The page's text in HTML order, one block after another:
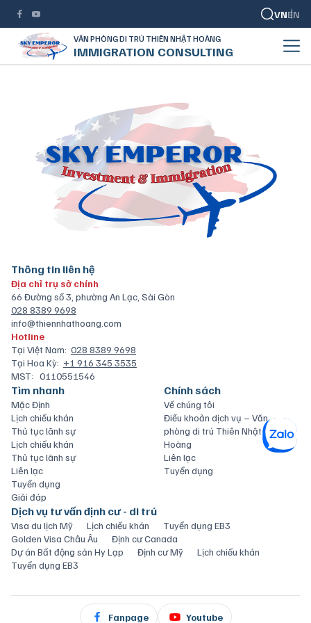
VNEN
VĂN PHÒNG DI TRÚ THIÊN NHẬT HOÀNG
IMMIGRATION CONSULTING
Thông tin liên hệ
Địa chỉ trụ sở chính
66 Đường số 3, phường An Lạc, Sài Gòn
028 8389 9698
info@thiennhathoang.com
Hotline
Tại Việt Nam: 028 8389 9698
Tại Hoa Kỳ: +1 916 345 3535
MST: 0110551546
Tìm nhanh
Mặc Định
Lịch chiếu khán
Thủ tục lãnh sự
Lịch chiếu khán
Thủ tục lãnh sự
Liên lạc
Tuyển dụng
Giải đáp
Chính sách
Về chúng tôi
Điều khoản dịch vụ – Văn
phòng di trú Thiên Nhật
Hoàng
Liên lạc
Tuyển dụng
Dịch vụ tư vấn định cư - di trú
Visa du lịch Mỹ Lịch chiếu khán
Tuyển dụng EB3
Golden Visa Châu Âu
Định cư Canada
Dự án Bất động sản Hy Lạp
Định cư Mỹ
Lịch chiếu khán
Tuyển dụng EB3
Fanpage Youtube